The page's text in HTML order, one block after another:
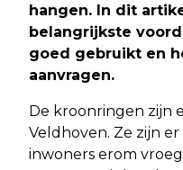
hangen. In dit
belangrijkste
goed gebruikt en
aanvragen.
De kroonringen zijn
Veldhoven. Ze zijn
inwoners erom